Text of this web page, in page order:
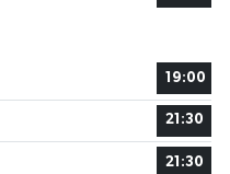
19:00
21:30
21:30